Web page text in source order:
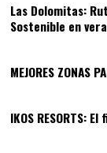
Las Dolomitas:
Sostenible en
MEJORES ZONAS
IKOS RESORTS: